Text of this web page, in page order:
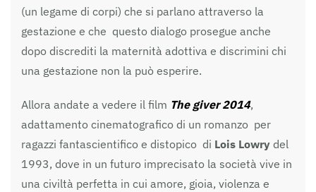
(un legame di corpi) che si parlano attraverso la
gestazione e che questo dialogo prosegue anche
dopo discrediti la maternità adottiva e discrimini chi
una gestazione non la può esperire.
Allora andate a vedere il film The giver 2014,
adattamento cinematografico di un romanzo per
ragazzi fantascientifico e distopico di Lois Lowry del
1993, dove in un futuro imprecisato la società vive in
una civiltà perfetta in cui amore, gioia, violenza e